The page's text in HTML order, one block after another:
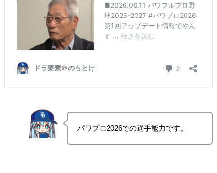
パワプロ2026での選手能力です。